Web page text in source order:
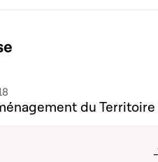
du Territoire